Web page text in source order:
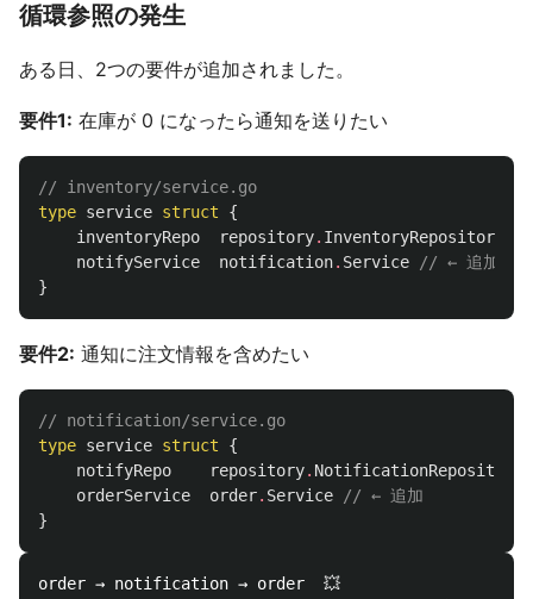
循環参照の発生
ある日、2つの要件が追加されました。
要件1: 在庫が 0 になったら通知を送りたい
// inventory/service.go
type service struct
{
inventoryRepo
repository. InventoryRepository
notifyService
notification. Service
// ← 追加
}
要件2: 通知に注文情報を含めたい
// notification/service.go
type service struct
{
notifyRepo
repository. NotificationRepository
orderService
order. Service
// ← 追加
}
order → notification → order  💥